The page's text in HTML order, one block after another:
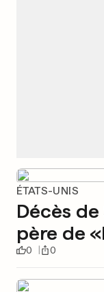
ÉTATS-UNIS
Décès
père de
0 0